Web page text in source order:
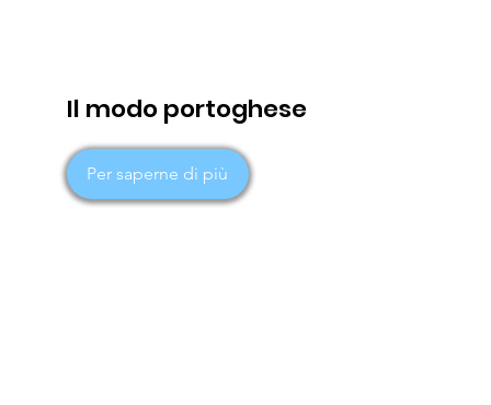
Il modo portoghese
Per saperne di più